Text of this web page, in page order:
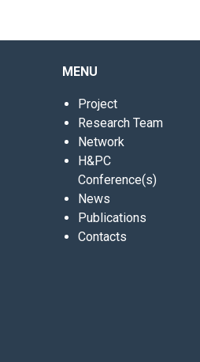
MENU
Project
Research Team
Network
H&PC
Conference(s)
News
Publications
Contacts